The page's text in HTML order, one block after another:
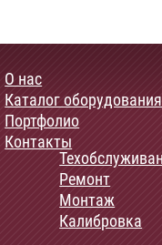
О нас
Каталог оборудования
Портфолио
Контакты
Ремонт
Монтаж
Калибровка